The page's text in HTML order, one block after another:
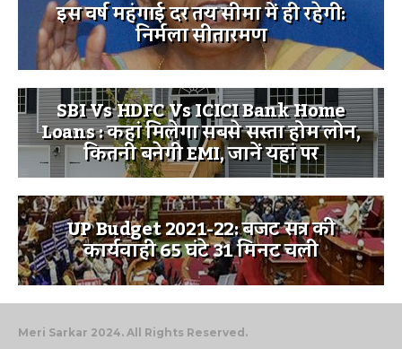
इस वर्ष महंगाई दर तय सीमा में ही रहेगी:
निर्मला सीतारमण
SBI Vs HDFC Vs ICICI Bank Home
Loans : कहां मिलेगा सबसे सस्ता होम लोन,
कितनी बनेगी EMI, जानें यहां पर
UP Budget 2021-22: बजट सत्र की
कार्यवाही 65 घंटे 31 मिनट चली
Meri Sarkar 2024. All Rights Reserved.